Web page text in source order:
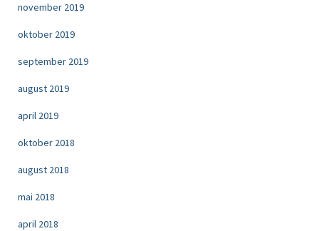
november 2019
oktober 2019
september 2019
august 2019
april 2019
oktober 2018
august 2018
mai 2018
april 2018